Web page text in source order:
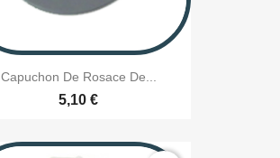
Capuchon De Rosace De...
5,10 €